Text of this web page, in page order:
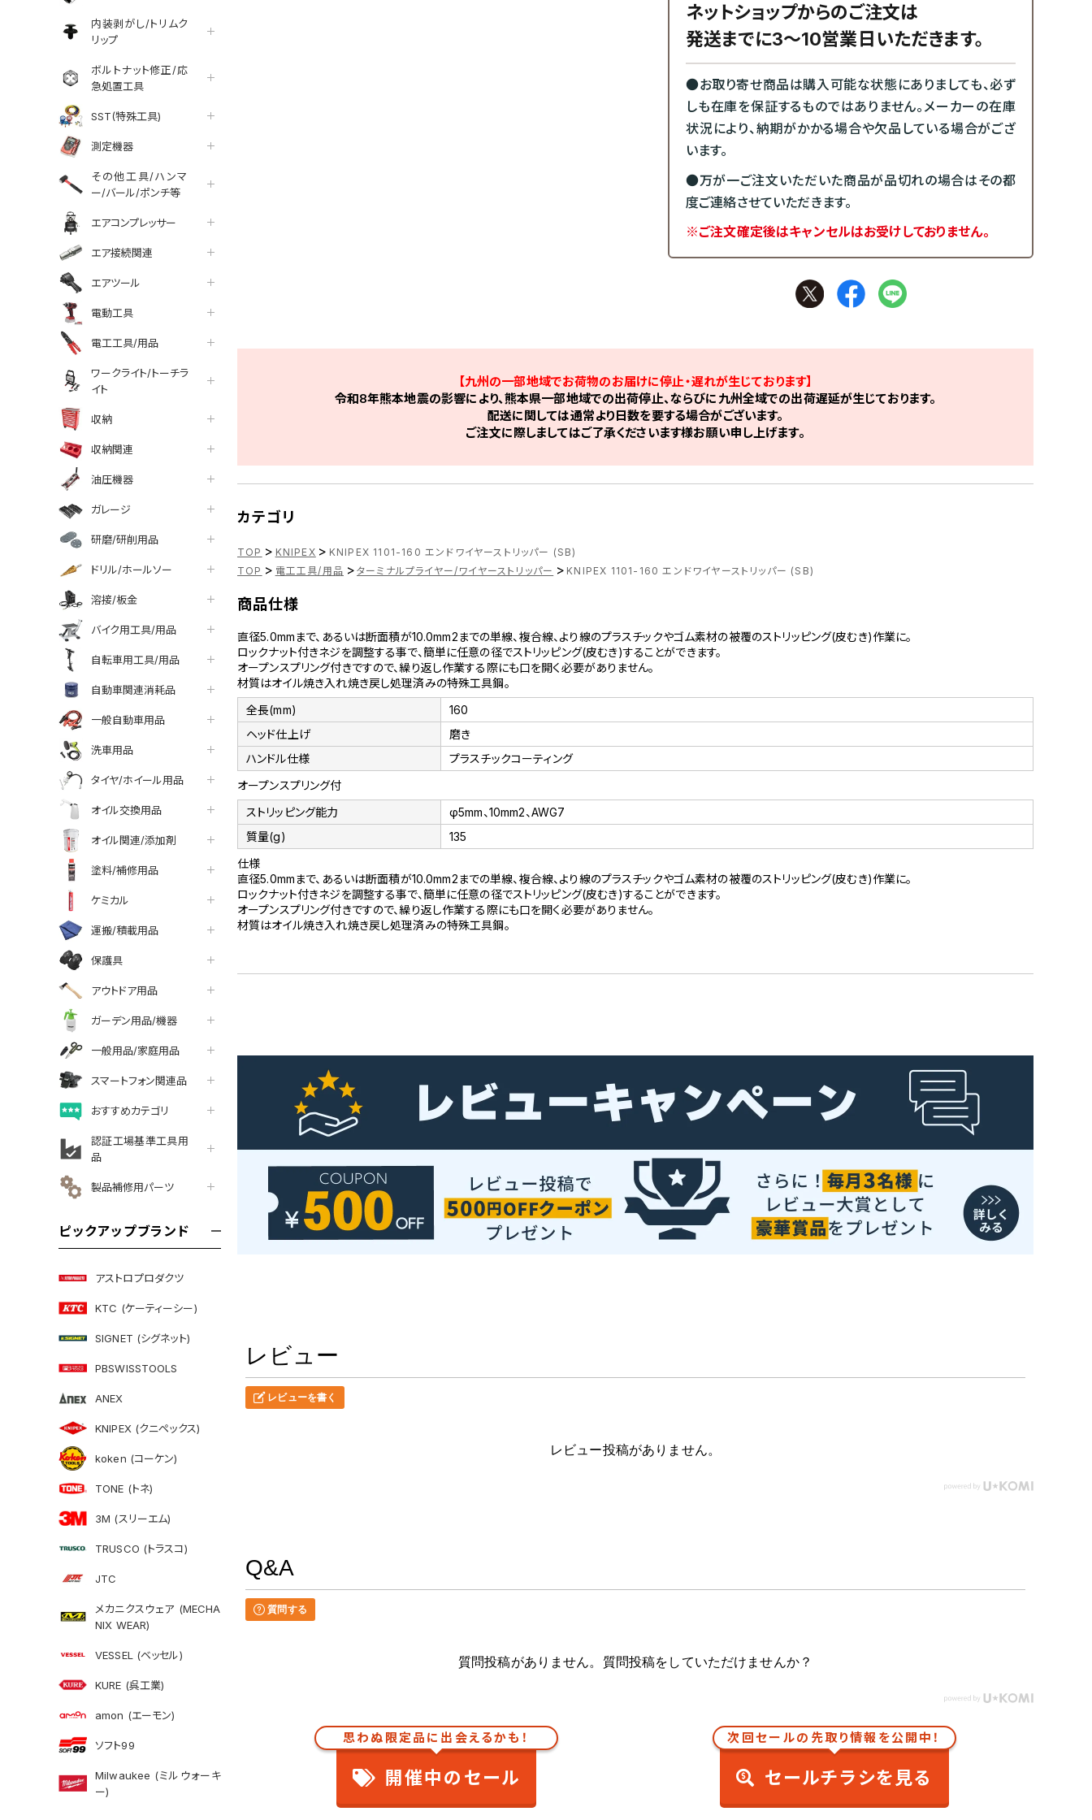
内装剥がし/トリムク
リップ
ボルトナット修正/応
急処置工具
SST(特殊工具)
測定機器
その他工具/ハンマ
ー/バール/ポンチ等
エアコンプレッサー
エア接続関連
エアツール
電動工具
電工工具/用品
ワークライト/トーチラ
イト
収納
収納関連
油圧機器
ガレージ
研磨/研削用品
ドリル/ホールソー
溶接/板金
バイク用工具/用品
自転車用工具/用品
自動車関連消耗品
一般自動車用品
洗車用品
タイヤ/ホイール用品
オイル交換用品
オイル関連/添加剤
塗料/補修用品
ケミカル
運搬/積載用品
保護具
アウトドア用品
ガーデン用品/機器
一般用品/家庭用品
スマートフォン関連品
おすすめカテゴリ
認証工場基準工具用
品
製品補修用パーツ
ピックアップブランド
アストロプロダクツ
KTC (ケーティーシー)
SIGNET (シグネット)
PBSWISSTOOLS
ANEX
KNIPEX (クニペックス)
koken (コーケン)
TONE (トネ)
3M (スリーエム)
TRUSCO (トラスコ)
JTC
メカニクスウェア (MECHA
NIX WEAR)
VESSEL (ベッセル)
KURE (呉工業)
amon (エーモン)
ソフト99
Milwaukee (ミルウォーキ
ー)
ネットショップからのご注文は
発送までに3～10営業日いただきます。
●お取り寄せ商品は購入可能な状態にありましても、必ず
しも在庫を保証するものではありません。メーカーの在庫
状況により、納期がかかる場合や欠品している場合がござ
います。
●万が一ご注文いただいた商品が品切れの場合はその都
度ご連絡させていただきます。
※ご注文確定後はキャンセルはお受けしておりません。
facebook
line
【九州の一部地域でお荷物のお届けに停止・遅れが生じております】
令和8年熊本地震の影響により、熊本県一部地域での出荷停止、ならびに九州全域での出荷遅延が生じております。
配送に関しては通常より日数を要する場合がございます。
ご注文に際しましてはご了承くださいます様お願い申し上げます。
カテゴリ
TOP > KNIPEX > KNIPEX 1101-160 エンドワイヤーストリッパー (SB)
TOP > 電工工具/用品 > ターミナルプライヤー/ワイヤーストリッパー > KNIPEX 1101-160 エンドワイヤーストリッパー (SB)
商品仕様
直径5.0mmまで、あるいは断面積が10.0mm2までの単線、複合線、より線のプラスチックやゴム素材の被覆のストリッピング(皮むき)作業に。
ロックナット付きネジを調整する事で、簡単に任意の径でストリッピング(皮むき)することができます。
オープンスプリング付きですので、繰り返し作業する際にも口を開く必要がありません。
材質はオイル焼き入れ焼き戻し処理済みの特殊工具鋼。
全長(mm)
160
ヘッド仕上げ
磨き
ハンドル仕様
プラスチックコーティング
オープンスプリング付
ストリッピング能力
φ5mm、10mm2、AWG7
質量(g)
135
仕様
直径5.0mmまで、あるいは断面積が10.0mm2までの単線、複合線、より線のプラスチックやゴム素材の被覆のストリッピング(皮むき)作業に。
ロックナット付きネジを調整する事で、簡単に任意の径でストリッピング(皮むき)することができます。
オープンスプリング付きですので、繰り返し作業する際にも口を開く必要がありません。
材質はオイル焼き入れ焼き戻し処理済みの特殊工具鋼。
レビュー
レビューを書く
レビュー投稿がありません。
Q&A
質問する
質問投稿がありません。質問投稿をしていただけませんか？
思わぬ限定品に出会えるかも！
開催中のセール
次回セールの先取り情報を公開中！
セールチラシを見る